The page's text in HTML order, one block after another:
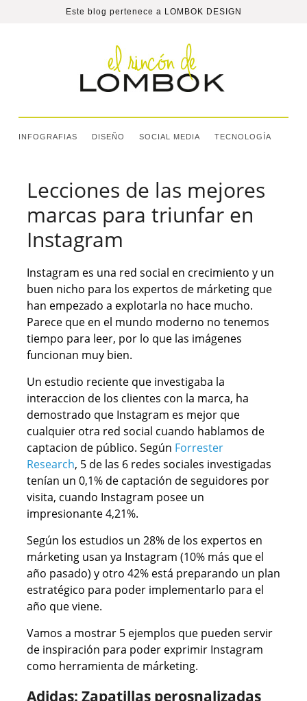
Este blog pertenece a LOMBOK DESIGN
INFOGRAFIAS DISEÑO SOCIAL MEDIA TECNOLOGÍA
Lecciones de las mejores
marcas para triunfar en
Instagram
Instagram es una red social en crecimiento y un
buen nicho para los expertos de márketing que
han empezado a explotarla no hace mucho.
Parece que en el mundo moderno no tenemos
tiempo para leer, por lo que las imágenes
funcionan muy bien.
Un estudio reciente que investigaba la
interaccion de los clientes con la marca, ha
demostrado que Instagram es mejor que
cualquier otra red social cuando hablamos de
captacion de público. Según Forrester
Research, 5 de las 6 redes sociales investigadas
tenían un 0,1% de captación de seguidores por
visita, cuando Instagram posee un
impresionante 4,21%.
Según los estudios un 28% de los expertos en
márketing usan ya Instagram (10% más que el
año pasado) y otro 42% está preparando un plan
estratégico para poder implementarlo para el
año que viene.
Vamos a mostrar 5 ejemplos que pueden servir
de inspiración para poder exprimir Instagram
como herramienta de márketing.
Adidas: Zapatillas perosnalizadas